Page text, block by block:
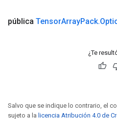
pública TensorArrayPack.
¿Te
Salvo que se indique lo contrario, el
sujeto a la licencia Atribución 4.0 de